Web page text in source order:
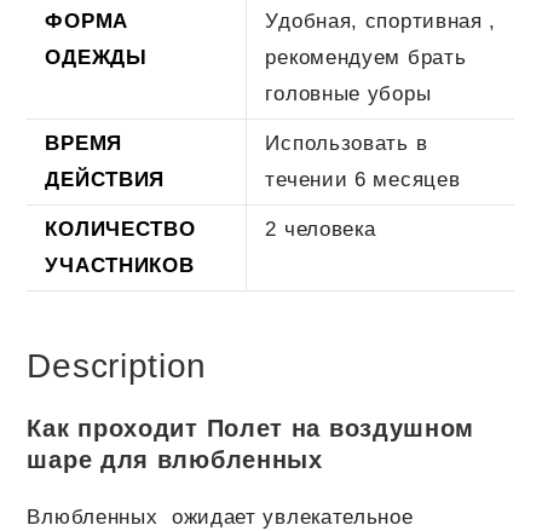
ФОРМА
ОДЕЖДЫ
Удобная, спортивная ,
рекомендуем брать
головные уборы
ВРЕМЯ
ДЕЙСТВИЯ
Использовать в
течении 6 месяцев
КОЛИЧЕСТВО
УЧАСТНИКОВ
2 человека
Description
Как проходит Полет на воздушном
шаре для влюбленных
Влюбленных ожидает увлекательное